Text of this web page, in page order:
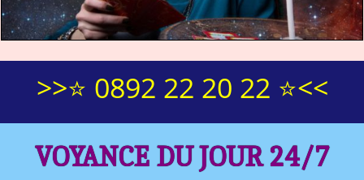
>>⭐ 0892 22 20 22 ⭐<<
VOYANCE DU JOUR 24/7